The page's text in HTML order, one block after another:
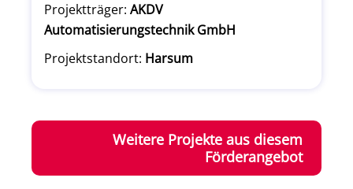
Projektträger: AKDV
Automatisierungstechnik GmbH
Projektstandort: Harsum
Weitere Projekte aus diesem
Förderangebot